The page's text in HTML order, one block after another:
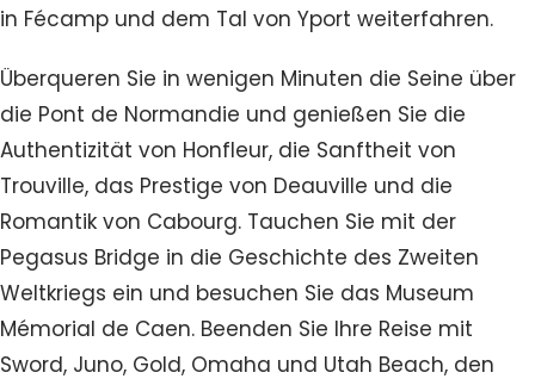
in Fécamp und dem Tal von Yport weiterfahren.
Überqueren Sie in wenigen Minuten die Seine über
die Pont de Normandie und genießen Sie die
Authentizität von Honfleur, die Sanftheit von
Trouville, das Prestige von Deauville und die
Romantik von Cabourg. Tauchen Sie mit der
Pegasus Bridge in die Geschichte des Zweiten
Weltkriegs ein und besuchen Sie das Museum
Mémorial de Caen. Beenden Sie Ihre Reise mit
Sword, Juno, Gold, Omaha und Utah Beach, den